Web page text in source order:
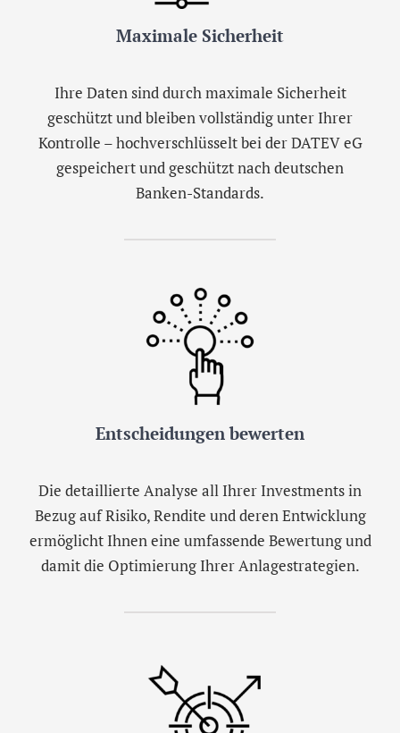
Maximale Sicherheit
Ihre Daten sind durch maximale Sicherheit
geschützt und bleiben vollständig unter Ihrer
Kontrolle – hochverschlüsselt bei der DATEV eG
gespeichert und geschützt nach deutschen
Banken-Standards.
Entscheidungen bewerten
Die detaillierte Analyse all Ihrer Investments in
Bezug auf Risiko, Rendite und deren Entwicklung
ermöglicht Ihnen eine umfassende Bewertung und
damit die Optimierung Ihrer Anlagestrategien.